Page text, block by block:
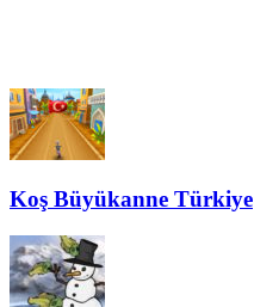
Koş Büyükanne Türkiye